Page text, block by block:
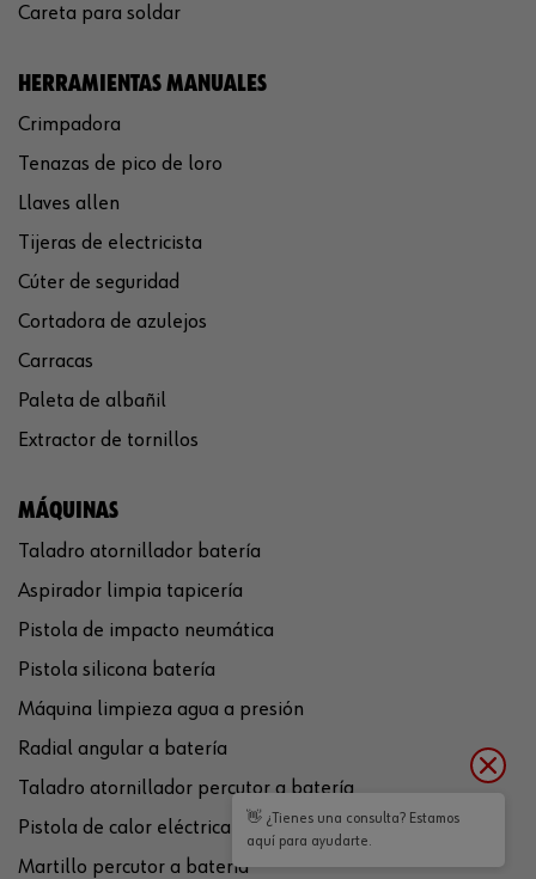
Careta para soldar
HERRAMIENTAS MANUALES
Crimpadora
Tenazas de pico de loro
Llaves allen
Tijeras de electricista
Cúter de seguridad
Cortadora de azulejos
Carracas
Paleta de albañil
Extractor de tornillos
MÁQUINAS
Taladro atornillador batería
Aspirador limpia tapicería
Pistola de impacto neumática
Pistola silicona batería
Máquina limpieza agua a presión
Radial angular a batería
Taladro atornillador percutor a batería
Pistola de calor eléctrica
Martillo percutor a batería
👋 ¿Tienes una consulta? Estamos
aquí para ayudarte.